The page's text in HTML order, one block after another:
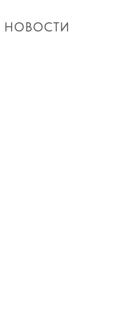
НОВОСТИ